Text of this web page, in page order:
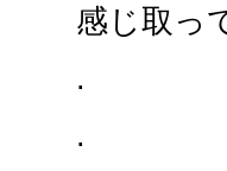
感じ取っ
.
.